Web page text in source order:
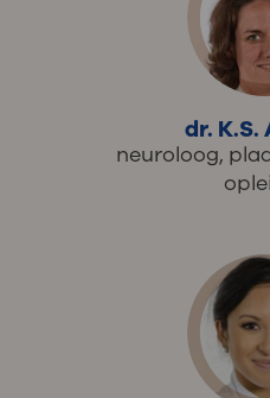
dr.
neuroloog,